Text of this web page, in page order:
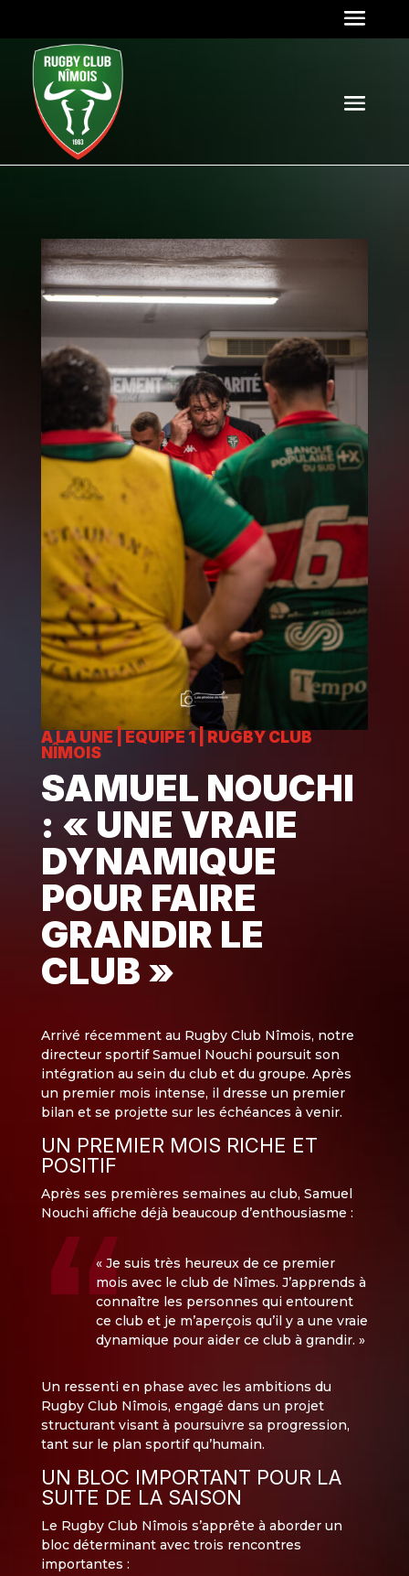
A LA UNE EQUIPE 1| RUGBY CLUB
NÎMOIS
SAMUEL NOUCHI
: « UNE VRAIE
DYNAMIQUE
POUR FAIRE
GRANDIR LE
CLUB »
Arrivé récemment au Rugby Club Nîmois, notre
directeur sportif Samuel Nouchi poursuit son
intégration au sein du club et du groupe. Après
un premier mois intense, il dresse un premier
bilan et se projette sur les échéances à venir.
UN PREMIER MOIS RICHE ET
POSITIF
Après ses premières semaines au club, Samuel
Nouchi affiche déjà beaucoup d’enthousiasme :
« Je suis très heureux de ce premier
mois avec le club de Nîmes. J’apprends à
connaître les personnes qui entourent
ce club et je m’aperçois qu’il y a une vraie
dynamique pour aider ce club à grandir. »
Un ressenti en phase avec les ambitions du
Rugby Club Nîmois, engagé dans un projet
structurant visant à poursuivre sa progression,
tant sur le plan sportif qu’humain.
UN BLOC IMPORTANT POUR LA
SUITE DE LA SAISON
Le Rugby Club Nîmois s’apprête à aborder un
bloc déterminant avec trois rencontres
importantes :